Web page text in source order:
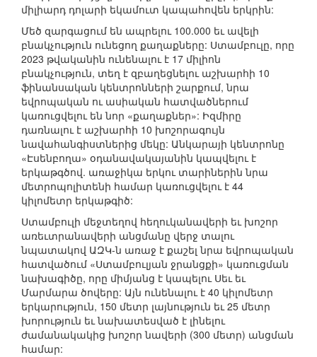
միլիարդ դոլարի եկամուտ կապահովեն երկրին:
Մեծ զարգացում են ապրելու 100.000 եւ ավելի
բնակչություն ունեցող քաղաքները: Ստամբուլը, որը
2023 թվականին ունենալու է 17 միլիոն
բնակչություն, տեղ է զբաղեցնելու աշխարհի 10
ֆինանսական կենտրոնների շարքում, նրա
եվրոպական ու ասիական հատվածներում
կառուցվելու են նոր «քաղաքներ»: Իզմիրը
դառնալու է աշխարհի 10 խոշորագույն
նավահանգիստներից մեկը: Անկարայի կենտրոնը
«Էսենբողա» օդանավակայանին կապվելու է
երկաթգծով. առաջիկա երկու տարիներին նրա
մետրոպոլիտենի համար կառուցվելու է 44
կիլոմետր երկաթգիծ:
Ստամբուլի մեջտեղով հեղուկանավերի եւ խոշոր
առեւտրանավերի անցմանը վերջ տալու
նպատակով ԱԶԿ-ն առաջ է քաշել նրա եվրոպական
հատվածում «Ստամբուլյան ջրանցքի» կառուցման
նախագիծը, որը միմյանց է կապելու Սեւ եւ
Մարմարա ծովերը: Այն ունենալու է 40 կիլոմետր
երկարություն, 150 մետր լայնություն եւ 25 մետր
խորություն եւ նախատեսված է լինելու
ժամանակակից խոշոր նավերի (300 մետր) անցման
համար: